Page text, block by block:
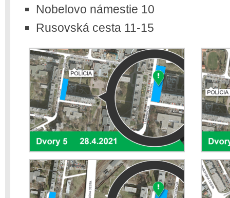
Nobelovo námestie 10
Rusovská cesta 11-15